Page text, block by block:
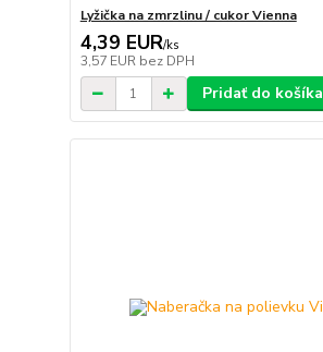
Lyžička na zmrzlinu / cukor Vienna
4,39 EUR/ks
3,57 EUR bez DPH
Pridať do košíka